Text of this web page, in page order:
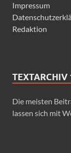
Impressum
Redaktion
TEXTARCHIV
Die meisten
lassen sich mit